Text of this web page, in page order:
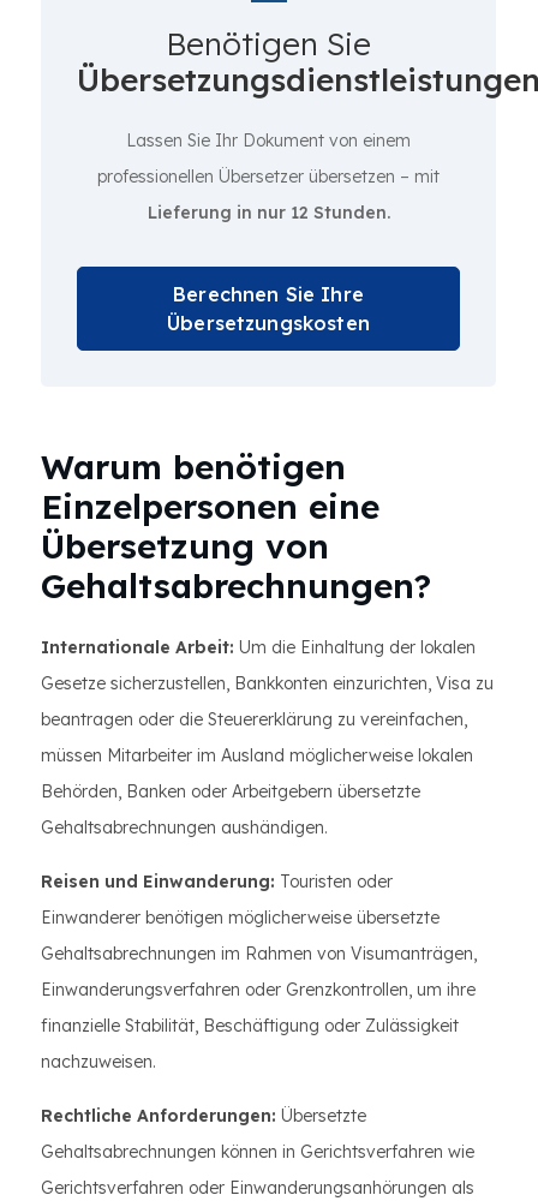
Benötigen Sie
Lassen Sie Ihr Dokument von einem
professionellen Übersetzer übersetzen – mit
Lieferung in nur 12 Stunden.
Berechnen Sie Ihre
Übersetzungskosten
Warum benötigen
Einzelpersonen eine
Übersetzung von
Gehaltsabrechnungen?
Internationale Arbeit: Um die Einhaltung der lokalen
Gesetze sicherzustellen, Bankkonten einzurichten, Visa zu
beantragen oder die Steuererklärung zu vereinfachen,
müssen Mitarbeiter im Ausland möglicherweise lokalen
Behörden, Banken oder Arbeitgebern übersetzte
Gehaltsabrechnungen aushändigen.
Reisen und Einwanderung: Touristen oder
Einwanderer benötigen möglicherweise übersetzte
Gehaltsabrechnungen im Rahmen von Visumanträgen,
Einwanderungsverfahren oder Grenzkontrollen, um ihre
finanzielle Stabilität, Beschäftigung oder Zulässigkeit
nachzuweisen.
Rechtliche Anforderungen: Übersetzte
Gehaltsabrechnungen können in Gerichtsverfahren wie
Gerichtsverfahren oder Einwanderungsanhörungen als